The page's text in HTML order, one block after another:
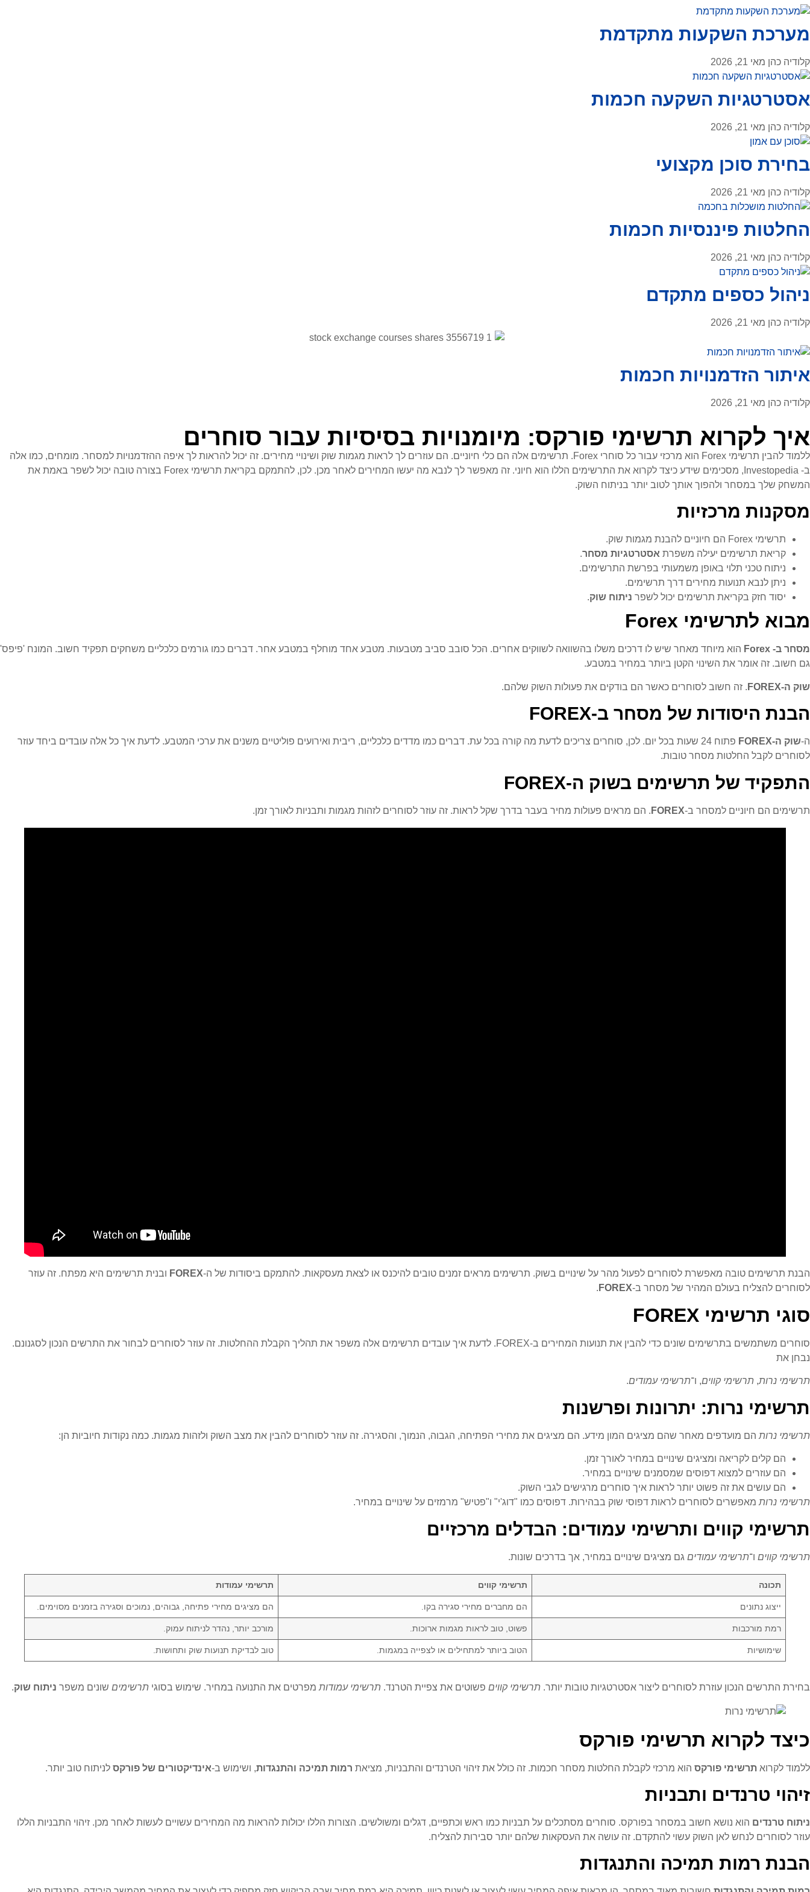
מערכת השקעות מתקדמת
קלודיה כהן מאי 21, 2026
אסטרטגיות השקעה חכמות
קלודיה כהן מאי 21, 2026
בחירת סוכן מקצועי
קלודיה כהן מאי 21, 2026
החלטות פיננסיות חכמות
קלודיה כהן מאי 21, 2026
ניהול כספים מתקדם
קלודיה כהן מאי 21, 2026
איתור הזדמנויות חכמות
קלודיה כהן מאי 21, 2026
איך לקרוא תרשימי פורקס: מיומנויות בסיסיות עבור סוחרים
ללמוד להבין תרשימי Forex הוא מרכזי עבור כל סוחרי Forex. תרשימים אלה הם כלי חיוניים. הם עוזרים לך לראות מגמות שוק ושינויי מחירים. זה יכול להראות לך איפה ההזדמנויות למסחר. מומחים, כמו אלה
ב- Investopedia, מסכימים שידע כיצד לקרוא את התרשימים הללו הוא חיוני. זה מאפשר לך לנבא מה יעשו המחירים לאחר מכן. לכן, להתמקם בקריאת תרשימי Forex בצורה טובה יכול לשפר באמת את
המשחק שלך במסחר ולהפוך אותך לטוב יותר בניתוח השוק.
מסקנות מרכזיות
תרשימי Forex הם חיוניים להבנת מגמות שוק.
קריאת תרשימים יעילה משפרת אסטרטגיות מסחר.
ניתוח טכני תלוי באופן משמעותי בפרשת התרשימים.
ניתן לנבא תנועות מחירים דרך תרשימים.
יסוד חזק בקריאת תרשימים יכול לשפר ניתוח שוק.
מבוא לתרשימי Forex
מסחר ב- Forex
הוא מיוחד מאחר שיש לו דרכים משלו בהשוואה לשווקים אחרים. הכל סובב סביב מטבעות. מטבע אחד מוחלף במטבע אחר. דברים כמו גורמים כלכליים משחקים תפקיד חשוב. המונח 'פיפס'
גם חשוב. זה אומר את השינוי הקטן ביותר במחיר במטבע.
שוק ה-FOREX . זה חשוב לסוחרים כאשר הם בודקים את פעולות השוק שלהם.
הבנת היסודות של מסחר ב-FOREX
ה-שוק ה-FOREX
פתוח 24 שעות בכל יום. לכן, סוחרים צריכים לדעת מה קורה בכל עת. דברים כמו מדדים כלכליים, ריבית ואירועים פוליטיים משנים את ערכי המטבע. לדעת איך כל אלה עובדים ביחד עוזר
לסוחרים לקבל החלטות מסחר טובות.
התפקיד של תרשימים בשוק ה-FOREX
תרשימים הם חיוניים למסחר ב-FOREX . הם מראים פעולות מחיר בעבר בדרך שקל לראות. זה עוזר לסוחרים לזהות מגמות ותבניות לאורך זמן.
הבנת תרשימים טובה מאפשרת לסוחרים לפעול מהר על שינויים בשוק. תרשימים מראים זמנים טובים להיכנס או לצאת מעסקאות. להתמקם ביסודות של ה-FOREX ובנית תרשימים היא מפתח. זה עוזר
לסוחרים להצליח בעולם המהיר של מסחר ב-FOREX
.
סוגי תרשימי FOREX
סוחרים משתמשים בתרשימים שונים כדי להבין את תנועות המחירים ב-FOREX. לדעת איך עובדים תרשימים אלה משפר את תהליך הקבלת ההחלטות. זה עוזר לסוחרים לבחור את התרשים הנכון לסגנונם.
נבחן את
תרשימי נרות, תרשימי קווים, ו־תרשימי עמודים.
תרשימי נרות: יתרונות ופרשנות
תרשימי נרות הם מועדפים מאחר שהם מציגים המון מידע. הם מציגים את מחירי הפתיחה, הגבוה, הנמוך, והסגירה. זה עוזר לסוחרים להבין את מצב השוק ולזהות מגמות. כמה נקודות חיוביות הן:
הם קלים לקריאה ומציגים שינויים במחיר לאורך זמן.
הם עוזרים למצוא דפוסים שמסמנים שינויים במחיר.
הם עושים את זה פשוט יותר לראות איך סוחרים מרגישים לגבי השוק.
תרשימי נרות מאפשרים לסוחרים לראות דפוסי שוק בבהירות. דפוסים כמו "דוג'י" ו"פטיש" מרמזים על שינויים במחיר.
תרשימי קווים ותרשימי עמודים: הבדלים מרכזיים
תרשימי קווים ו־תרשימי עמודים גם מציגים שינויים במחיר, אך בדרכים שונות.
תכונה תרשימי קווים תרשימי עמודות
ייצוג נתונים הם מחברים מחירי סגירה בקו. הם מציגים מחירי פתיחה, גבוהים, נמוכים וסגירה בזמנים מסוימים.
רמת מורכבות פשוט, טוב לראות מגמות ארוכות. מורכב יותר, נהדר לניתוח עמוק.
שימושיות הטוב ביותר למתחילים או לצפייה במגמות. טוב לבדיקת תנועות שוק ותחושות.
בחירת התרשים הנכון עוזרת לסוחרים ליצור אסטרטגיות טובות יותר. תרשימי קווים פשוטים את צפיית הטרנד. תרשימי עמודות מפרטים את התנועה במחיר. שימוש בסוגי תרשימים שונים משפר ניתוח שוק.
כיצד לקרוא תרשימי פורקס
ללמוד לקרוא תרשימי פורקס הוא מרכזי לקבלת החלטות מסחר חכמות. זה כולל את זיהוי הטרנדים והתבניות, מציאת רמות תמיכה והתנגדות, ושימוש ב-אינדיקטורים של פורקס לניתוח טוב יותר.
זיהוי טרנדים ותבניות
ניתוח טרנדים הוא נושא חשוב במסחר בפורקס. סוחרים מסתכלים על תבניות כמו ראש וכתפיים, דגלים ומשולשים. הצורות הללו יכולות להראות מה המחירים עשויים לעשות לאחר מכן. זיהוי התבניות הללו
עוזר לסוחרים לנחש לאן השוק עשוי להתקדם. זה עושה את העסקאות שלהם יותר סבירות להצליח.
הבנת רמות תמיכה והתנגדות